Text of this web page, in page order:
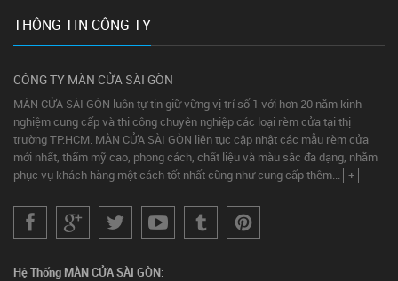
THÔNG TIN CÔNG TY
CÔNG TY MÀN CỬA SÀI GÒN
MÀN CỬA SÀI GÒN luôn tự tin giữ vững vị trí số 1 với hơn 20 năm kinh
nghiệm cung cấp và thi công chuyên nghiệp các loại rèm cửa tại thị
trường TP.HCM. MÀN CỬA SÀI GÒN liên tục cập nhật các mẫu rèm cửa
mới nhất, thẩm mỹ cao, phong cách, chất liệu và màu sắc đa dạng, nhằm
phục vụ khách hàng một cách tốt nhất cũng như cung cấp thêm... +
Hệ Thống MÀN CỬA SÀI GÒN: